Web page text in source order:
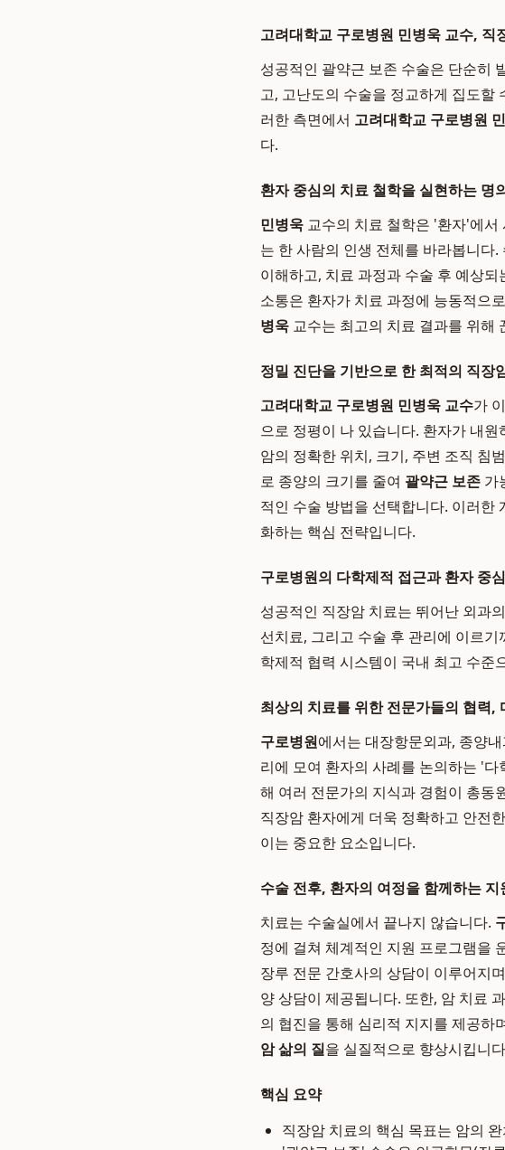
고려대학교 구로병원 민병욱 교수, 직
성공적인 괄약근 보존 수술은 단순히
고, 고난도의 수술을 정교하게 집도할
러한 측면에서 고려대학교 구로병원
다.
환자 중심의 치료 철학을 실현하는 명
민병욱 교수의 치료 철학은 '환자'에서
는 한 사람의 인생 전체를 바라봅니다
이해하고, 치료 과정과 수술 후 예상
소통은 환자가 치료 과정에 능동적으
병욱 교수는 최고의 치료 결과를 위해
정밀 진단을 기반으로 한 최적의 직장
고려대학교 구로병원 민병욱 교수가
으로 정평이 나 있습니다. 환자가 내원
암의 정확한 위치, 크기, 주변 조직 침
로 종양의 크기를 줄여 괄약근 보존 가
적인 수술 방법을 선택합니다. 이러한
화하는 핵심 전략입니다.
구로병원의 다학제적 접근과 환자 중
성공적인 직장암 치료는 뛰어난 외과
선치료, 그리고 수술 후 관리에 이르
학제적 협력 시스템이 국내 최고 수준
최상의 치료를 위한 전문가들의 협력,
구로병원에서는 대장항문외과, 종양
리에 모여 환자의 사례를 논의하는 '
해 여러 전문가의 지식과 경험이 총동
직장암 환자에게 더욱 정확하고 안전
이는 중요한 요소입니다.
수술 전후, 환자의 여정을 함께하는 지
치료는 수술실에서 끝나지 않습니다.
정에 걸쳐 체계적인 지원 프로그램을
장루 전문 간호사의 상담이 이루어지
양 상담이 제공됩니다. 또한, 암 치료
의 협진을 통해 심리적 지지를 제공하
암 삶의 질을 실질적으로 향상시킵니
핵심 요약
직장암 치료의 핵심 목표는 암의